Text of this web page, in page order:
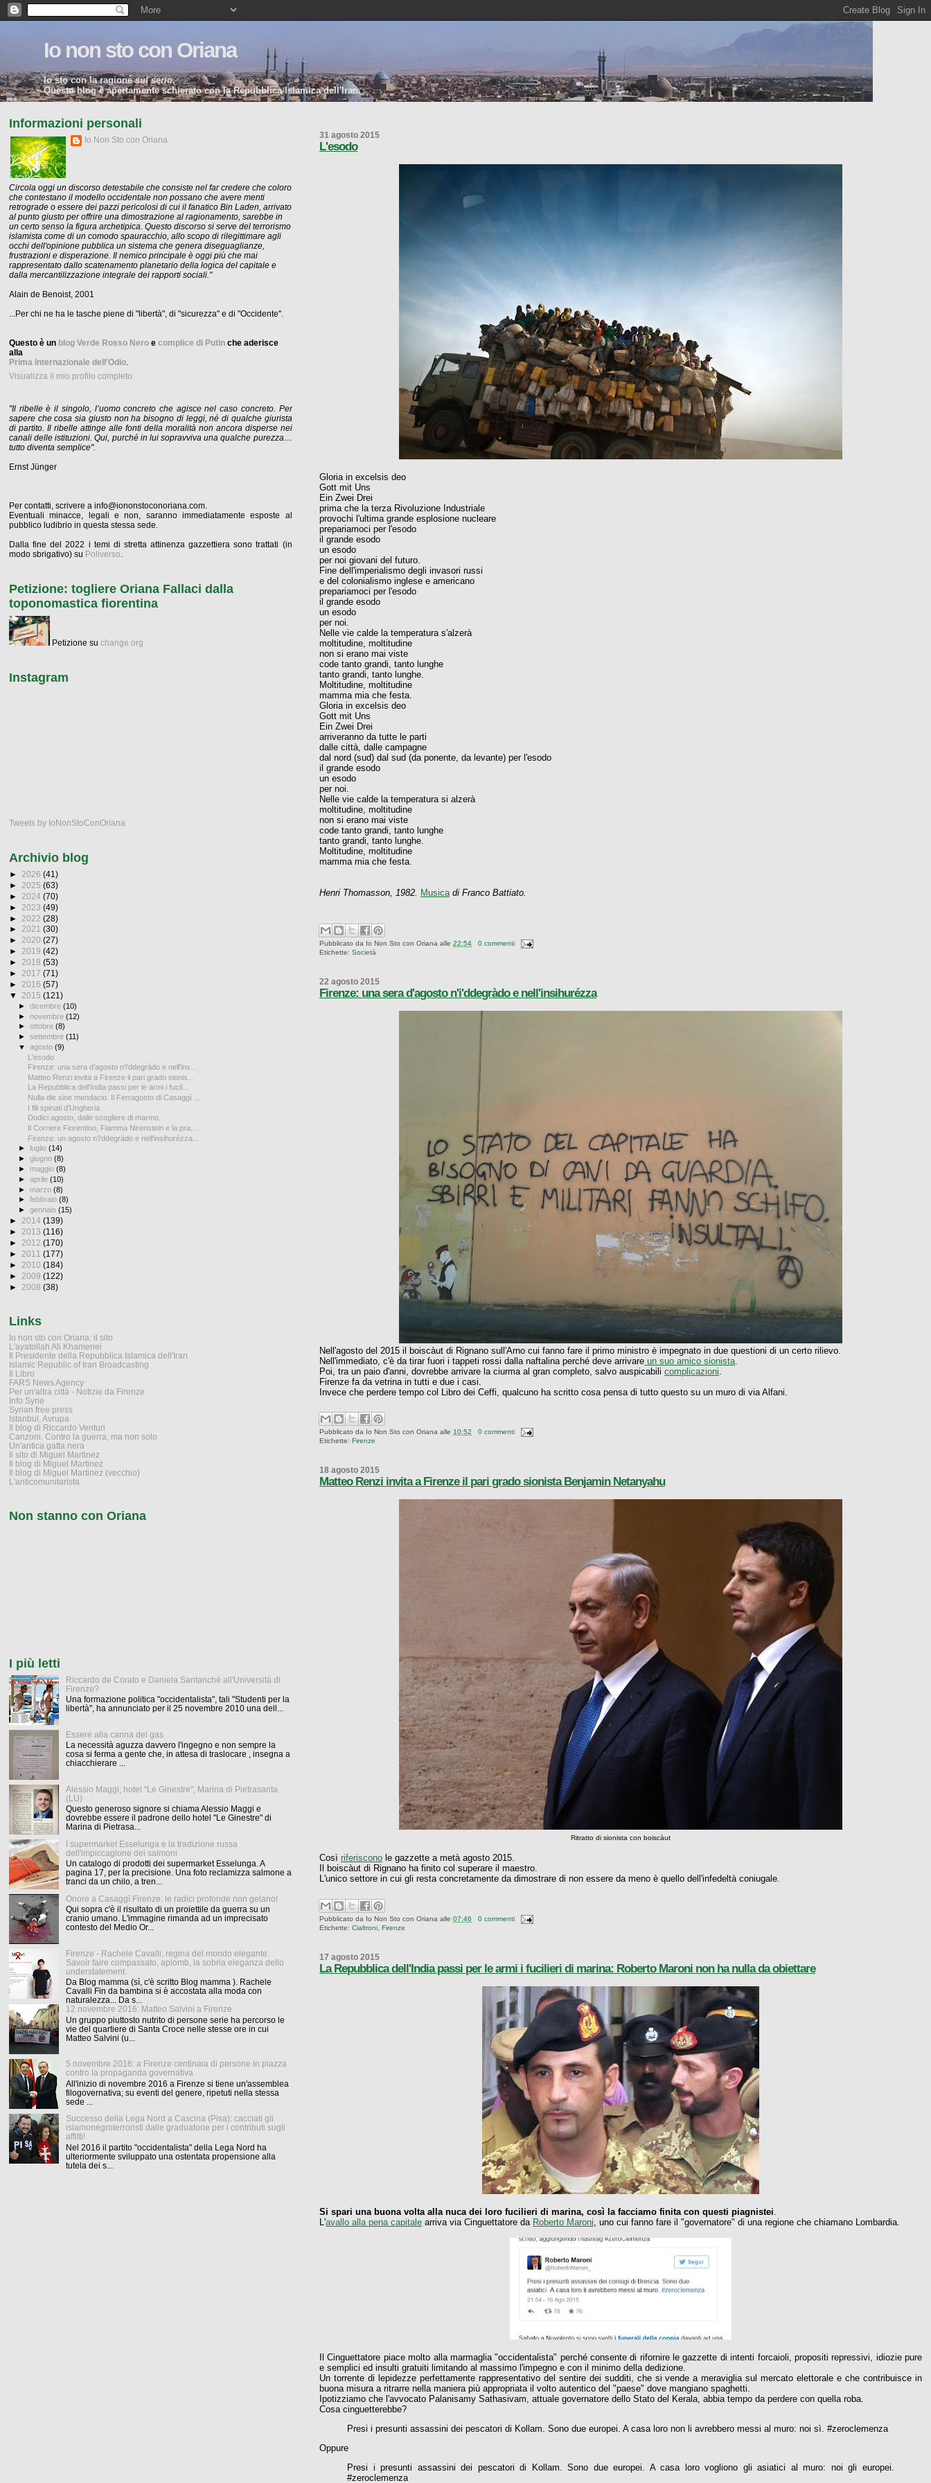
Io non sto con Oriana
Io sto con la ragionesul serio.
Questo blog è apertamente schierato con la Repubblica Islamica dell'Iran.
31 agosto 2015
L'esodo
Gloria in excelsis deo
Gott mit Uns
Ein Zwei Drei
prima che la terza Rivoluzione Industriale
provochi l'ultima grande esplosione nucleare
prepariamoci per l'esodo
il grande esodo
un esodo
per noi giovani del futuro.
Fine dell'imperialismo degli invasori russi
e del colonialismo inglese e americano
prepariamoci per l'esodo
il grande esodo
un esodo
per noi.
Nelle vie calde la temperatura s'alzerà
moltitudine, moltitudine
non si erano mai viste
code tanto grandi, tanto lunghe
tanto grandi, tanto lunghe.
Moltitudine, moltitudine
mamma mia che festa.
Gloria in excelsis deo
Gott mit Uns
Ein Zwei Drei
arriveranno da tutte le parti
dalle città, dalle campagne
dal nord (sud) dal sud (da ponente, da levante) per l'esodo
il grande esodo
un esodo
per noi.
Nelle vie calde la temperatura si alzerà
moltitudine, moltitudine
non si erano mai viste
code tanto grandi, tanto lunghe
tanto grandi, tanto lunghe.
Moltitudine, moltitudine
mamma mia che festa.
Henri Thomasson, 1982. Musica di Franco Battiato.
Pubblicato da Io Non Sto con Oriana alle22:54
0 commenti
Etichette:Società
22 agosto 2015
Firenze: una sera d'agosto n'i'ddegràdo e nell'insihurézza
Nell'agosto del 2015 il boiscàut di Rignano sull'Arno cui fanno fare il primo ministro è impegnato in due questioni di un certo rilievo.
Nell'immediato, c'è da tirar fuori i tappeti rossi dalla naftalina perché deve arrivare un suo amico sionista
Poi, tra un paio d'anni, dovrebbe arrivare la ciurma al gran completo, salvo auspicabilicomplicazioni
Firenze fa da vetrina in tutti e due i casi.
Invece che perdere tempo col Libro dei Ceffi, qualcuno ha scritto cosa pensa di tutto questo su un muro di via Alfani.
Pubblicato da Io Non Sto con Oriana alle10:52
0 commenti
Etichette:Firenze
18 agosto 2015
Matteo Renzi invita a Firenze il pari grado sionista Benjamin Netanyahu
Ritratto di sionista con boiscàut
Cosìriferiscono le gazzette a metà agosto 2015.
Il boiscàut di Rignano ha finito col superare il maestro.
L'unico settore in cui gli resta concretamente da dimostrare di non essere da meno è quello dell'infedeltà coniugale.
Pubblicato da Io Non Sto con Oriana alle07:46
0 commenti
Etichette:Cialtroni ,Firenze
17 agosto 2015
La Repubblica dell'India passi per le armi i fucilieri di marina: Roberto Maroni non ha nulla da obiettare
Si spari una buona volta alla nuca dei loro fucilieri di marina, così la facciamo finita con questi piagnistei
L'avallo alla pena capitale arriva via Cinguettatore da Roberto Maroni , uno cui fanno fare il "governatore" di una regione che chiamano Lombardia.
Il Cinguettatore piace molto alla marmaglia "occidentalista" perché consente di rifornire le gazzette di intenti forcaioli, propositi repressivi, idiozie pure
e semplici ed insulti gratuiti limitando al massimo l'impegno e con il minimo della dedizione.
Un torrente di lepidezze perfettamente rappresentativo del sentire dei sudditi, che si vende a meraviglia sul mercato elettorale e che contribuisce in
buona misura a ritrarre nella maniera più appropriata il volto autentico del "paese" dove mangiano spaghetti.
Ipotizziamo che l'avvocato Palanisamy Sathasivam, attuale governatore dello Stato del Kerala, abbia tempo da perdere con quella roba.
Cosa cinguetterebbe?
Presi i presunti assassini dei pescatori di Kollam. Sono due europei. A casa loro non li avrebbero messi al muro: noi sì. #zeroclemenza
Oppure
Presi i presunti assassini dei pescatori di Kollam. Sono due europei. A casa loro vogliono gli asiatici al muro: noi gli europei.
#zeroclemenza
Informazioni personali
Io Non Sto con Oriana
Circola oggi un discorso detestabile che consiste nel far credere che coloro
che contestano il modello occidentale non possano che avere menti
retrograde o essere dei pazzi pericolosi di cui il fanatico Bin Laden, arrivato
al punto giusto per offrire una dimostrazione al ragionamento, sarebbe in
un certo senso la figura archetipica. Questo discorso si serve del terrorismo
islamista come di un comodo spauracchio, allo scopo di rilegittimare agli
occhi dell'opinione pubblica un sistema che genera diseguaglianze,
frustrazioni e disperazione. Il nemico principale è oggi più che mai
rappresentato dallo scatenamento planetario della logica del capitale e
dalla mercantilizzazione integrale dei rapporti sociali."
Alain de Benoist, 2001
...Per chi ne ha le tasche piene di "libertà", di "sicurezza" e di "Occidente".
Questo è un blog Verde Rosso Nero e complice di Putin che aderisce
alla
Prima Internazionale dell'Odio.
Visualizza il mio profilo completo
"Il ribelle è il singolo, l’uomo concreto che agisce nel caso concreto. Per
sapere che cosa sia giusto non ha bisogno di leggi, né di qualche giurista
di partito. Il ribelle attinge alle fonti della moralità non ancora disperse nei
canali delle istituzioni. Qui, purché in lui sopravviva una qualche purezza…
tutto diventa semplice".
Ernst Jünger
Per contatti, scrivere a info@iononstoconoriana.com.
Eventuali minacce, legali e non, saranno immediatamente esposte al
pubblico ludibrio in questa stessa sede.
Dalla fine del 2022 i temi di stretta attinenza gazzettiera sono trattati (in
modo sbrigativo) su Poliverso.
Petizione: togliere Oriana Fallaci dalla
toponomastica fiorentina
Petizione su change.org
Instagram
Tweets by IoNonStoConOriana
Archivio blog
► 2026 (41)
► 2025 (63)
► 2024 (70)
► 2023 (49)
► 2022 (28)
► 2021 (30)
► 2020 (27)
► 2019 (42)
► 2018 (53)
► 2017 (71)
► 2016 (57)
▼ 2015 (121)
►dicembre(10)
► novembre(12)
►ottobre(8)
►settembre(11)
▼agosto(9)
L'esodo
Firenze: una sera d'agosto n'i'ddegràdo e nell'ins...
Matteo Renzi invita a Firenze il pari grado sionis...
La Repubblica dell'India passi per le armi i fucil...
Nulla die sine mendacio. Il Ferragosto di Casaggì ...
I fili spinati d'Ungheria
Dodici agosto, dalle scogliere di marmo.
Il Corriere Fiorentino, Fiamma Nirenstein e la pra...
Firenze: un agosto n'i'ddegràdo e nell'insihurézza...
►
luglio(14)
►giugno(8)
► maggio(8)
►aprile(10)
► marzo(8)
►febbraio(8)
►gennaio(15)
► 2014 (139)
► 2013 (116)
► 2012 (170)
► 2011 (177)
► 2010 (184)
► 2009 (122)
► 2008 (38)
Links
Io non sto con Oriana: il sito
L'ayatollah Ali Khamenei
Il Presidente della Repubblica Islamica dell'Iran
Islamic Republic of Iran Broadcasting
Il Libro
FARS News Agency
Per un'altra città - Notizie da Firenze
Info Syrie
Syrian free press
Istanbul, Avrupa
Il blog di Riccardo Venturi
Canzoni. Contro la guerra, ma non solo
Un'antica gatta nera
Il sito di Miguel Martinez
Il blog di Miguel Martinez
Il blog di Miguel Martinez (vecchio)
L'anticomunitarista
Non stanno con Oriana
I più letti
Riccardo de Corato e Daniela Santanché all'Università di
Firenze?
Una formazione politica "occidentalista", tali "Studenti per la
libertà", ha annunciato per il 25 novembre 2010 una dell...
Essere alla canna del gas
La necessità aguzza davvero l'ingegno e non sempre la
cosa si ferma a gente che, in attesa di traslocare , insegna a
chiacchierare ...
Alessio Maggi, hotel "Le Ginestre", Marina di Pietrasanta
(LU)
Questo generoso signore si chiama Alessio Maggi e
dovrebbe essere il padrone dello hotel "Le Ginestre" di
Marina di Pietrasa...
I supermarket Esselunga e la tradizione russa
dell'impiccagione dei salmoni
Un catalogo di prodotti dei supermarket Esselunga. A
pagina 17, per la precisione. Una foto reclamizza salmone a
tranci da un chilo, a tren...
Onore a Casaggì Firenze: le radici profonde non gelano!
Qui sopra c'è il risultato di un proiettile da guerra su un
cranio umano. L'immagine rimanda ad un imprecisato
contesto del Medio Or...
Firenze - Rachele Cavalli, regina del mondo elegante.
Savoir faire compassato, aplomb, la sobria eleganza dello
understatement.
Da Blog mamma (sì, c'è scritto Blog mamma ). Rachele
Cavalli Fin da bambina si è accostata alla moda con
naturalezza... Da s...
12 novembre 2016: Matteo Salvini a Firenze
Un gruppo piuttosto nutrito di persone serie ha percorso le
vie del quartiere di Santa Croce nelle stesse ore in cui
Matteo Salvini (u...
5 novembre 2016: a Firenze centinaia di persone in piazza
contro la propaganda governativa
All'inizio di novembre 2016 a Firenze si tiene un'assemblea
filogovernativa; su eventi del genere, ripetuti nella stessa
sede ...
Successo della Lega Nord a Cascina (Pisa): cacciati gli
islamonegroterroristi dalle graduatorie per i contributi sugli
affitti!
Nel 2016 il partito "occidentalista" della Lega Nord ha
ulteriormente sviluppato una ostentata propensione alla
tutela dei s...